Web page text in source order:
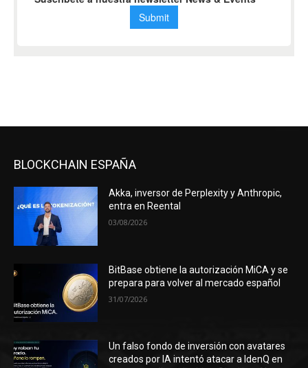
BLOCKCHAIN ESPAÑA
Akka, inversor de Perplexity y Anthropic,
entra en Reental
03/08/2026
BitBase obtiene la autorización MiCA y se
prepara para volver al mercado español
31/07/2026
Un falso fondo de inversión con avatares
creados por IA intentó atacar a IdenQ en